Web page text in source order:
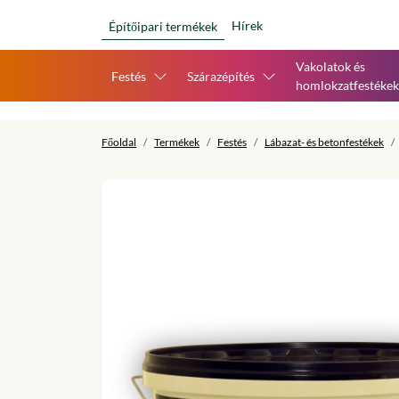
Építőipari termékek Hírek
Festés Szárazépítés
Vakolatok és
homlokzatfestékek
Főoldal Termékek Festés Lábazat- és betonfestékek